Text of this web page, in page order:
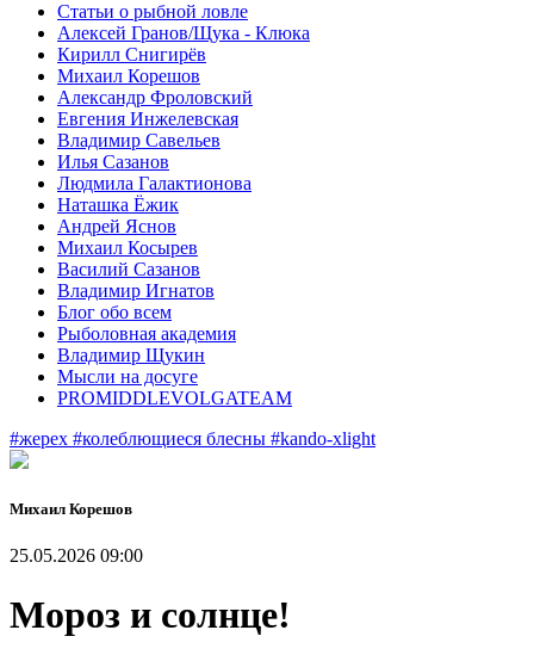
Статьи о рыбной ловле
Алексей Гранов/Щука - Клюка
Кирилл Снигирёв
Михаил Корешов
Александр Фроловский
Евгения Инжелевская
Владимир Савельев
Илья Сазанов
Людмила Галактионова
Наташка Ёжик
Андрей Яснов
Михаил Косырев
Василий Сазанов
Владимир Игнатов
Блог обо всем
Рыболовная академия
Владимир Щукин
Мысли на досуге
PROMIDDLEVOLGATEAM
#жерех #колеблющиеся блесны #kando-xlight
Михаил Корешов
25.05.2026 09:00
Мороз и солнце!